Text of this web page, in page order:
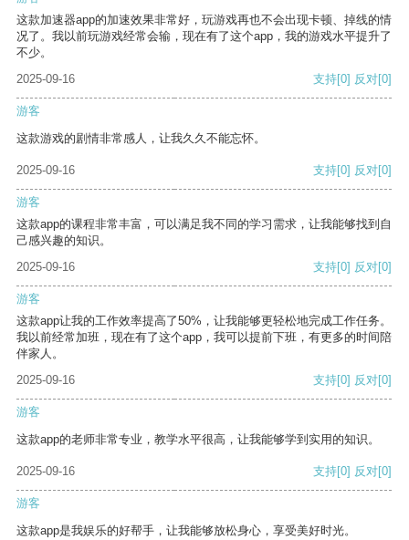
这款加速器app的加速效果非常好，玩游戏再也不会出现卡顿、掉线的情
况了。我以前玩游戏经常会输，现在有了这个app，我的游戏水平提升了
不少。
2025-09-16
支持[0] 反对[0]
游客
这款游戏的剧情非常感人，让我久久不能忘怀。
2025-09-16 支持[0] 反对[0]
游客
这款app的课程非常丰富，可以满足我不同的学习需求，让我能够找到自
己感兴趣的知识。
2025-09-16
支持[0] 反对[0]
游客
这款app让我的工作效率提高了50%，让我能够更轻松地完成工作任务。
我以前经常加班，现在有了这个app，我可以提前下班，有更多的时间陪
伴家人。
2025-09-16
支持[0] 反对[0]
游客
这款app的老师非常专业，教学水平很高，让我能够学到实用的知识。
2025-09-16 支持[0] 反对[0]
游客
这款app是我娱乐的好帮手，让我能够放松身心，享受美好时光。